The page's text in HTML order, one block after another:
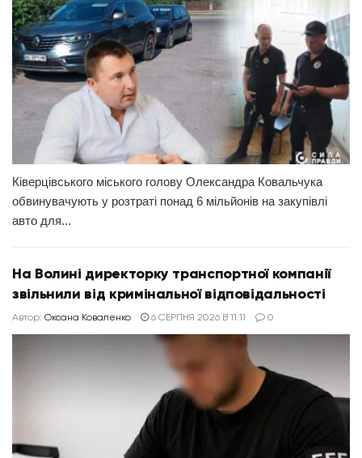
Ківерцівського міського голову Олександра Ковальчука
обвинувачують у розтраті понад 6 мільйонів на закупівлі
авто для...
На Волині директорку транспортної компанії
звільнили від кримінальної відповідальності
Автор: Оксана Коваленко 6 СЕРПНЯ 2026 В 11:11 0